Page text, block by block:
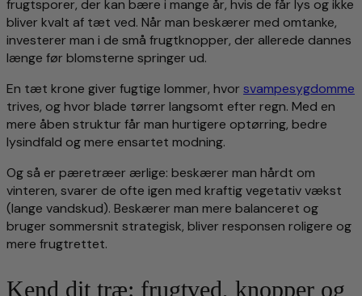
frugtsporer, der kan bære i mange år, hvis de får lys og ikke
bliver kvalt af tæt ved. Når man beskærer med omtanke,
investerer man i de små frugtknopper, der allerede dannes
længe før blomsterne springer ud.
En tæt krone giver fugtige lommer, hvor svampesygdomme
trives, og hvor blade tørrer langsomt efter regn. Med en
mere åben struktur får man hurtigere optørring, bedre
lysindfald og mere ensartet modning.
Og så er pæretræer ærlige: beskærer man hårdt om
vinteren, svarer de ofte igen med kraftig vegetativ vækst
(lange vandskud). Beskærer man mere balanceret og
bruger sommersnit strategisk, bliver responsen roligere og
mere frugtrettet.
Kend dit træ: frugtved, knopper og